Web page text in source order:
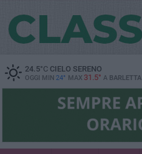
24.5°CCIELO SERENO
OGGI MIN 24° MAX 31.5° A BARLETTA